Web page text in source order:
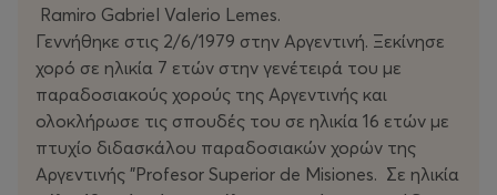
Ramiro Gabriel Valerio Lemes.
Γεννήθηκε στις 2/6/1979 στην Αργεντινή. Ξεκίνησε
χορό σε ηλικία 7 ετών στην γενέτειρά του με
παραδοσιακούς χορούς της Αργεντινής και
ολοκλήρωσε τις σπουδές του σε ηλικία 16 ετών με
πτυχίο διδασκάλου παραδοσιακών χορών της
Αργεντινής "Profesor Superior de Misiones. Σε ηλικία